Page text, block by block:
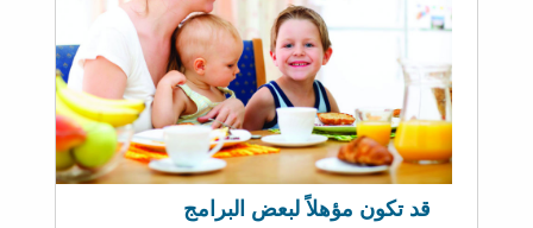
قد تكون مؤهلاً لبعض البرامج